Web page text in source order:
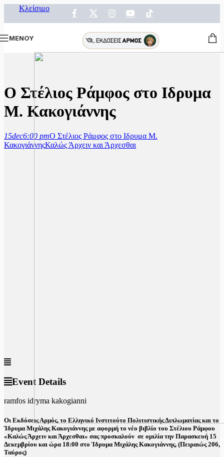
Κλείσιμο
ΜΕΝΟΥ
Ο Στέλιος Ράμφος στο Ιδρυμα
Μ. Κακογιάννης
15dec6:00 pmΟ Στέλιος Ράμφος στο Ιδρυμα Μ.
ΚακογιάννηςΚαλώς Άρχειν και Άρχεσθαι
Event Details
ramfos idryma kakogianni
Οι Εκδόσεις Αρμός, το Ελληνικό Ινστιτούτο Πολιτιστικής Διπλωματίας και το
Ίδρυμα Μιχάλης Κακογιάννης με αφορμή το νέο βιβλίο του Στέλιου Ράμφου
«Καλώς Άρχειν και Άρχεσθαι» σας προσκαλούν σε ομιλία την Παρασκευή 15
Δεκεμβρίου και ώρα 18:00 στο Ίδρυμα Μιχάλης Κακογιάννης, (Πειραιώς 206,
Ταύρος)